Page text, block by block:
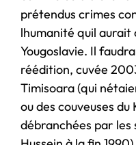
prétendus crimes
lhumanité quil
Yougoslavie. Il
réédition, cuvée
Timisoara (qui
ou des couveuses
débranchées par les